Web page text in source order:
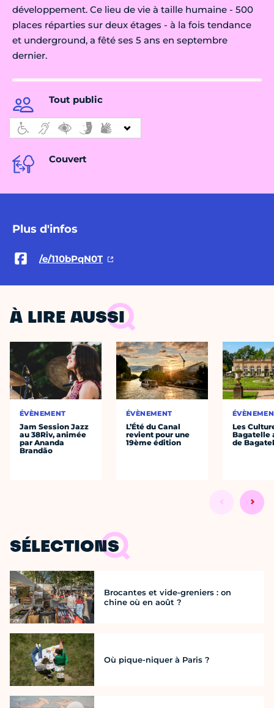
développement. Ce lieu de vie à taille humaine - 500
places réparties sur deux étages - à la fois tendance
et underground, a fêté ses 5 ans en septembre
dernier.
Tout public
Couvert
Plus d'infos
/e/110bPqN0T
À LIRE AUSSI
ÉVÈNEMENT
Jam Session Jazz
au 38Riv, animée
par Ananda
Brandão
ÉVÈNEMENT
L’Été du Canal
revient pour une
19ème édition
Les
Bagatelle
de
SÉLECTIONS
Brocantes et vide-greniers : on
chine où en août ?
Où pique-niquer à Paris ?